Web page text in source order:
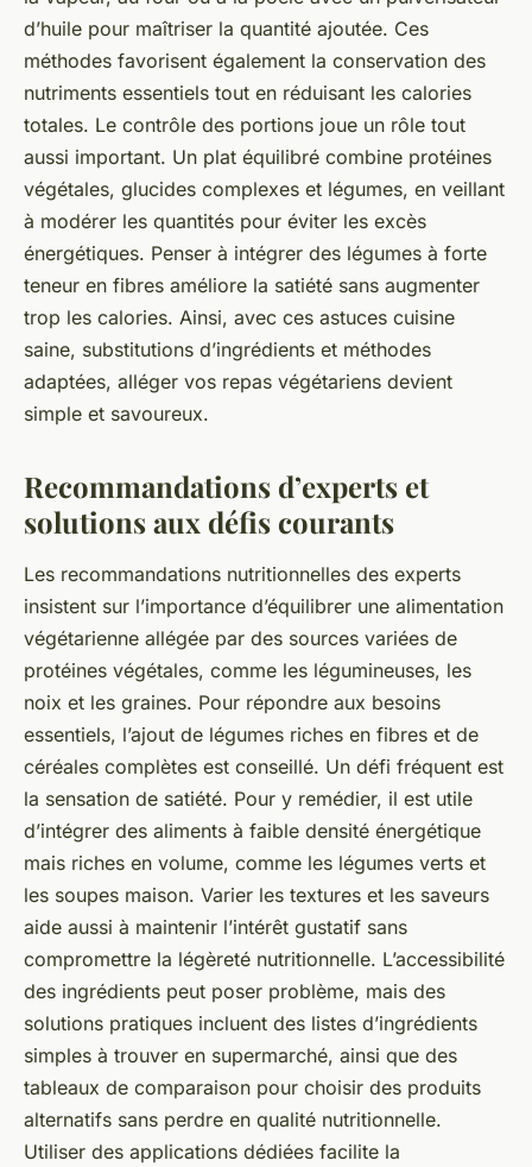
d’huile pour maîtriser la quantité ajoutée. Ces
méthodes favorisent également la conservation des
nutriments essentiels tout en réduisant les calories
totales. Le contrôle des portions joue un rôle tout
aussi important. Un plat équilibré combine protéines
végétales, glucides complexes et légumes, en veillant
à modérer les quantités pour éviter les excès
énergétiques. Penser à intégrer des légumes à forte
teneur en fibres améliore la satiété sans augmenter
trop les calories. Ainsi, avec ces astuces cuisine
saine, substitutions d’ingrédients et méthodes
adaptées, alléger vos repas végétariens devient
simple et savoureux.
Recommandations d’experts et
solutions aux défis courants
Les recommandations nutritionnelles des experts
insistent sur l’importance d’équilibrer une alimentation
végétarienne allégée par des sources variées de
protéines végétales, comme les légumineuses, les
noix et les graines. Pour répondre aux besoins
essentiels, l’ajout de légumes riches en fibres et de
céréales complètes est conseillé. Un défi fréquent est
la sensation de satiété. Pour y remédier, il est utile
d’intégrer des aliments à faible densité énergétique
mais riches en volume, comme les légumes verts et
les soupes maison. Varier les textures et les saveurs
aide aussi à maintenir l’intérêt gustatif sans
compromettre la légèreté nutritionnelle. L’accessibilité
des ingrédients peut poser problème, mais des
solutions pratiques incluent des listes d’ingrédients
simples à trouver en supermarché, ainsi que des
tableaux de comparaison pour choisir des produits
alternatifs sans perdre en qualité nutritionnelle.
Utiliser des applications dédiées facilite la